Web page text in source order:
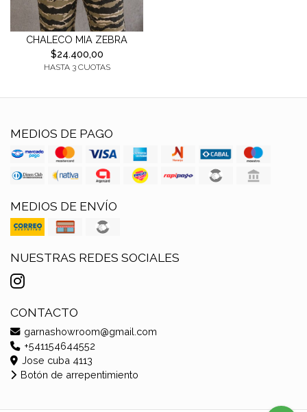
CHALECO MIA ZEBRA
$24.400,00
HASTA 3 CUOTAS
MEDIOS DE PAGO
MEDIOS DE ENVÍO
NUESTRAS REDES SOCIALES
CONTACTO
garnashowroom@gmail.com
+541154644552
Jose cuba 4113
Botón de arrepentimiento